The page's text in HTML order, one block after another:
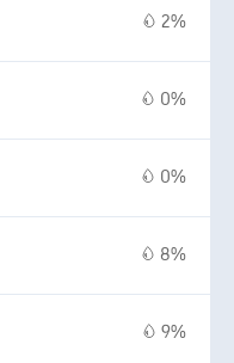
2%
0%
0%
8%
9%